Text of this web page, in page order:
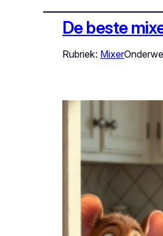
De beste
Rubriek: Mixer